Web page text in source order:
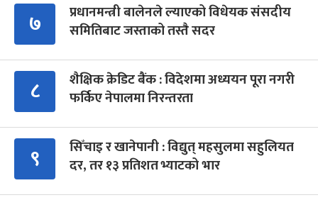
७
प्रधानमन्त्री बालेनले ल्याएको विधेयक संसदीय
समितिबाट जस्ताको तस्तै सदर
८
शैक्षिक क्रेडिट बैंक : विदेशमा अध्ययन पूरा नगरी
फर्किए नेपालमा निरन्तरता
९
सिँचाइ र खानेपानी : विद्युत् महसुलमा सहुलियत
दर, तर १३ प्रतिशत भ्याटको भार